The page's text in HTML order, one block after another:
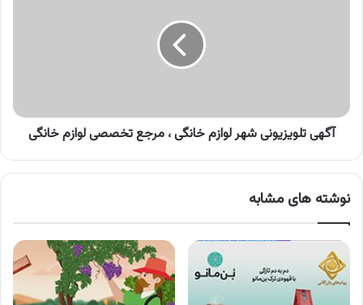
لوازم
خانگیآگهی تلویزیونی شهر لوازم خانگی ، مرجع تخصصی لوازم خانگی
نوشته های مشابه